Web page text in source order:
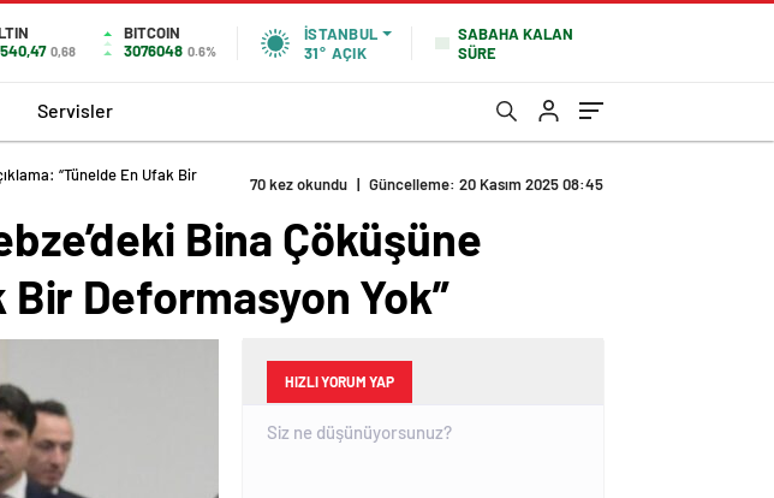
0,68
BITCOIN
3076048 0.6%
İSTANBUL
31° AÇIK
SABAHA KALAN
SÜRE
Servisler
“Tünelde En Ufak Bir
70 kez okundu | Güncelleme: 20 Kasım 2025 08:45
Bina Çöküşüne
Deformasyon Yok”
HIZLI YORUM YAP